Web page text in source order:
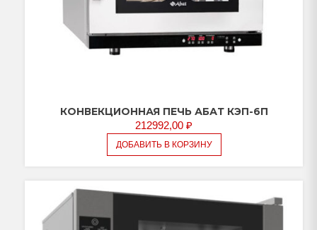
КОНВЕКЦИОННАЯ ПЕЧЬ АБАТ КЭП-6П
212992,00 ₽
ДОБАВИТЬ В КОРЗИНУ